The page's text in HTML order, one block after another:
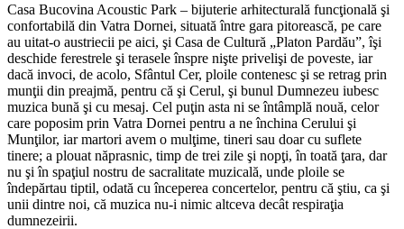
Casa Bucovina Acoustic Park – bijuterie arhitecturală funcţională şi
confortabilă din Vatra Dornei, situată între gara pitorească, pe care
au uitat-o austriecii pe aici, şi Casa de Cultură „Platon Pardău”, îşi
deschide ferestrele şi terasele înspre nişte privelişi de poveste, iar
dacă invoci, de acolo, Sfântul Cer, ploile contenesc şi se retrag prin
munţii din preajmă, pentru că şi Cerul, şi bunul Dumnezeu iubesc
muzica bună şi cu mesaj. Cel puţin asta ni se întâmplă nouă, celor
care poposim prin Vatra Dornei pentru a ne închina Cerului şi
Munţilor, iar martori avem o mulţime, tineri sau doar cu suflete
tinere; a plouat năprasnic, timp de trei zile şi nopţi, în toată ţara, dar
nu şi în spaţiul nostru de sacralitate muzicală, unde ploile se
îndepărtau tiptil, odată cu începerea concertelor, pentru că ştiu, ca şi
unii dintre noi, că muzica nu-i nimic altceva decât respiraţia
dumnezeirii.